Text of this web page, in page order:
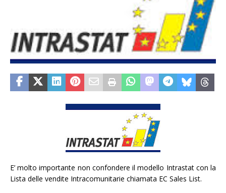
E’ molto importante non confondere il modello Intrastat con la
Lista delle vendite Intracomunitarie chiamata EC Sales List.